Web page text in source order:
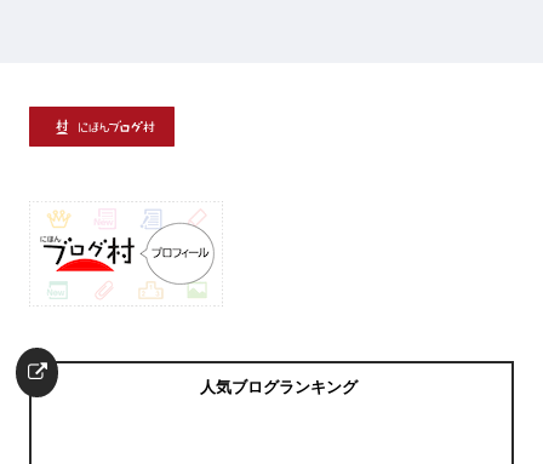
人気ブログランキング